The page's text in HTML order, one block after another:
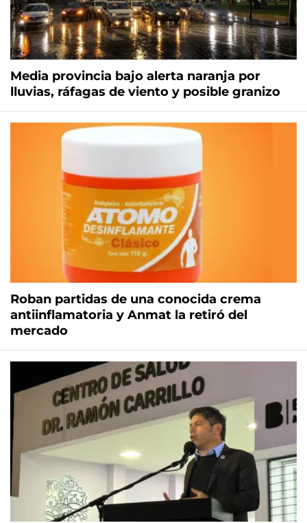
Media provincia bajo alerta naranja por
lluvias, ráfagas de viento y posible granizo
Roban partidas de una conocida crema
antiinflamatoria y Anmat la retiró del
mercado